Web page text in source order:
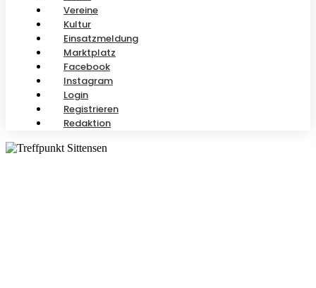
Vereine
Kultur
Einsatzmeldung
Marktplatz
Facebook
Instagram
Login
Registrieren
Redaktion